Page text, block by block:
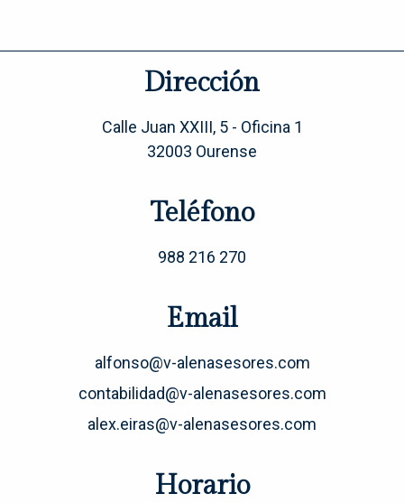
Dirección
Calle Juan XXIII, 5 - Oficina 1
32003 Ourense
Teléfono
988 216 270
Email
alfonso@v-alenasesores.com
contabilidad@v-alenasesores.com
alex.eiras@v-alenasesores.com
Horario